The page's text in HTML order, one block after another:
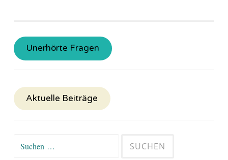
Unerhörte Fragen
Aktuelle Beiträge
Suchen